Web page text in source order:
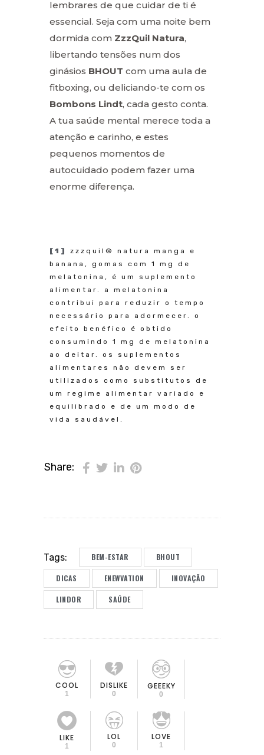
lembrares de que cuidar de ti é
essencial. Seja com uma noite bem
dormida com ZzzQuil Natura,
libertando tensões num dos
ginásios BHOUT com uma aula de
fitboxing, ou deliciando-te com os
Bombons Lindt, cada gesto conta.
A tua saúde mental merece toda a
atenção e carinho, e estes
pequenos momentos de
autocuidado podem fazer uma
enorme diferença.
[1]
zzzquil® natura manga e
banana, gomas com 1 mg de
melatonina, é um suplemento
alimentar. a melatonina
contribui para reduzir o tempo
necessário para adormecer. o
efeito benéfico é obtido
consumindo 1 mg de melatonina
ao deitar. os suplementos
alimentares não devem ser
utilizados como substitutos de
um regime alimentar variado e
equilibrado e de um modo de
vida saudável.
Share:
Tags: BEM-ESTAR BHOUT
DICAS ENEWVATION INOVAÇÃO
LINDOR SAÚDE
COOL
1
DISLIKE
0
GEEEKY
0
LIKE
1
LOL
0
LOVE
1